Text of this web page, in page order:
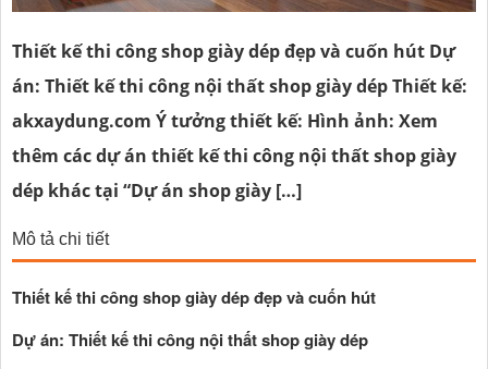
Thiết kế thi công shop giày dép đẹp và cuốn hút Dự
án: Thiết kế thi công nội thất shop giày dép Thiết kế:
akxaydung.com Ý tưởng thiết kế: Hình ảnh: Xem
thêm các dự án thiết kế thi công nội thất shop giày
dép khác tại “Dự án shop giày […]
Mô tả chi tiết
Thiết kế thi công shop giày dép đẹp và cuốn hút
Dự án: Thiết kếthi công nội thấtshopgiày dép